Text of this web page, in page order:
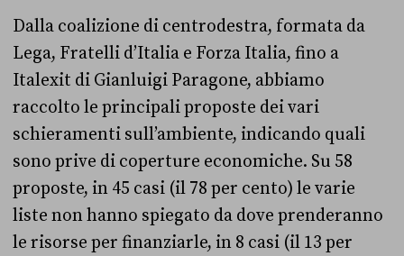
Dalla coalizione di centrodestra, formata da
Lega, Fratelli d’Italia e Forza Italia, fino a
Italexit di Gianluigi Paragone, abbiamo
raccolto le principali proposte dei vari
schieramenti sull’ambiente, indicando quali
sono prive di coperture economiche. Su 58
proposte, in 45 casi (il 78 per cento) le varie
liste non hanno spiegato da dove prenderanno
le risorse per finanziarle, in 8 casi (il 13 per